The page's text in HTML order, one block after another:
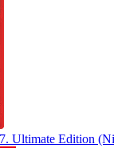
Ultimate Edition